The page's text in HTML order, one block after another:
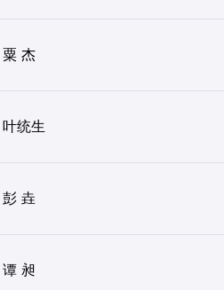
粟 杰
叶统生
彭 垚
谭 昶